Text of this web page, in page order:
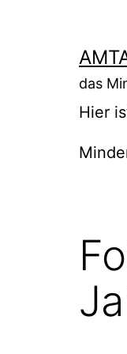
das
Hier